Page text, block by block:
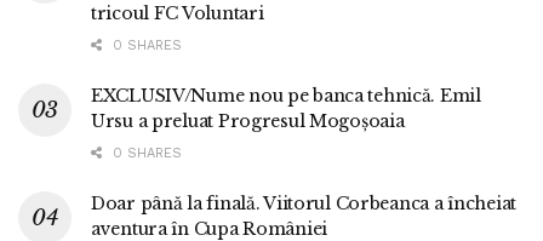
tricoul FC Voluntari
0 SHARES
EXCLUSIV/Nume nou pe banca tehnică. Emil
Ursu a preluat Progresul Mogoșoaia
0 SHARES
Doar până la finală. Viitorul Corbeanca a încheiat
aventura în Cupa României